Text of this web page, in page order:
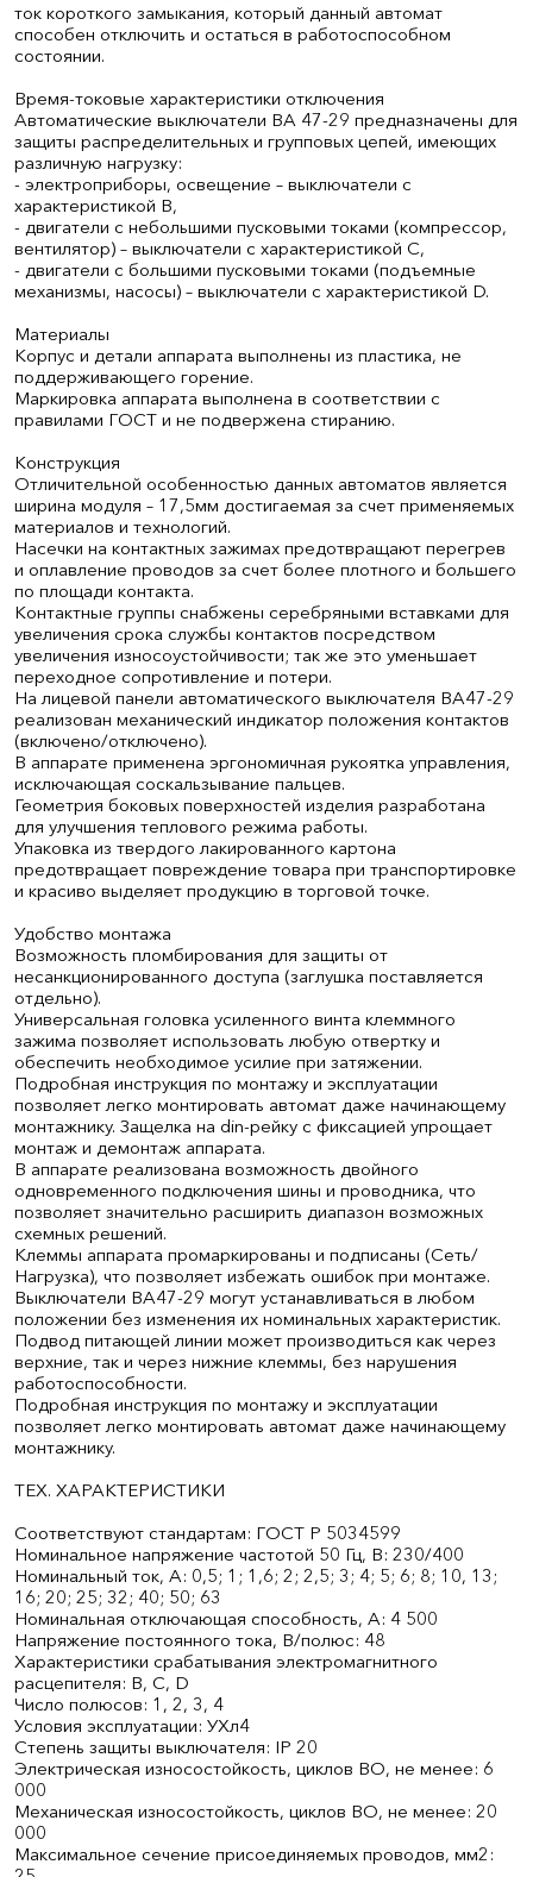
ток короткого замыкания, который данный автомат
способен отключить и остаться в работоспособном
состоянии.
Время-токовые характеристики отключения
Автоматические выключатели ВА 47-29 предназначены для
защиты распределительных и групповых цепей, имеющих
различную нагрузку:
- электроприборы, освещение – выключатели с
характеристикой В,
- двигатели с небольшими пусковыми токами (компрессор,
вентилятор) – выключатели с характеристикой C,
- двигатели с большими пусковыми токами (подъемные
механизмы, насосы) – выключатели с характеристикой D.
Материалы
Корпус и детали аппарата выполнены из пластика, не
поддерживающего горение.
Маркировка аппарата выполнена в соответствии с
правилами ГОСТ и не подвержена стиранию.
Конструкция
Отличительной особенностью данных автоматов является
ширина модуля – 17,5мм достигаемая за счет применяемых
материалов и технологий.
Насечки на контактных зажимах предотвращают перегрев
и оплавление проводов за счет более плотного и большего
по площади контакта.
Контактные группы снабжены серебряными вставками для
увеличения срока службы контактов посредством
увеличения износоустойчивости; так же это уменьшает
переходное сопротивление и потери.
На лицевой панели автоматического выключателя ВА47-29
реализован механический индикатор положения контактов
(включено/отключено).
В аппарате применена эргономичная рукоятка управления,
исключающая соскальзывание пальцев.
Геометрия боковых поверхностей изделия разработана
для улучшения теплового режима работы.
Упаковка из твердого лакированного картона
предотвращает повреждение товара при транспортировке
и красиво выделяет продукцию в торговой точке.
Удобство монтажа
Возможность пломбирования для защиты от
несанкционированного доступа (заглушка поставляется
отдельно).
Универсальная головка усиленного винта клеммного
зажима позволяет использовать любую отвертку и
обеспечить необходимое усилие при затяжении.
Подробная инструкция по монтажу и эксплуатации
позволяет легко монтировать автомат даже начинающему
монтажнику. Защелка на din-рейку с фиксацией упрощает
монтаж и демонтаж аппарата.
В аппарате реализована возможность двойного
одновременного подключения шины и проводника, что
позволяет значительно расширить диапазон возможных
схемных решений.
Клеммы аппарата промаркированы и подписаны (Сеть/
Нагрузка), что позволяет избежать ошибок при монтаже.
Выключатели ВА47-29 могут устанавливаться в любом
положении без изменения их номинальных характеристик.
Подвод питающей линии может производиться как через
верхние, так и через нижние клеммы, без нарушения
работоспособности.
Подробная инструкция по монтажу и эксплуатации
позволяет легко монтировать автомат даже начинающему
монтажнику.
ТЕХ. ХАРАКТЕРИСТИКИ
Соответствуют стандартам: ГОСТ Р 50345­99
Номинальное напряжение частотой 50 Гц, В: 230/400
Номинальный ток, А: 0,5; 1; 1,6; 2; 2,5; 3; 4; 5; 6; 8; 10, 13;
16; 20; 25; 32; 40; 50; 63
Номинальная отключающая способность, А: 4 500
Напряжение постоянного тока, В/полюс: 48
Характеристики срабатывания электромагнитного
расцепителя: В, С, D
Число полюсов: 1, 2, 3, 4
Условия эксплуатации: УХл4
Степень защиты выключателя: IP 20
Электрическая износостойкость, циклов В­О, не менее: 6
000
Механическая износостойкость, циклов В­О, не менее: 20
000
Максимальное сечение присоединяемых проводов, мм2: